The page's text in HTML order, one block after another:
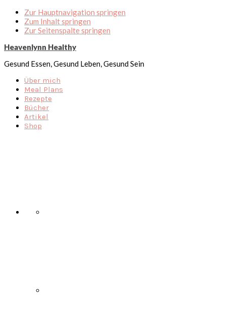
Zur Hauptnavigation springen
Zum Inhalt springen
Zur Seitenspalte springen
Heavenlynn Healthy
Gesund Essen, Gesund Leben, Gesund Sein
Über mich
Meal Plans
Rezepte
Bücher
Artikel
Shop